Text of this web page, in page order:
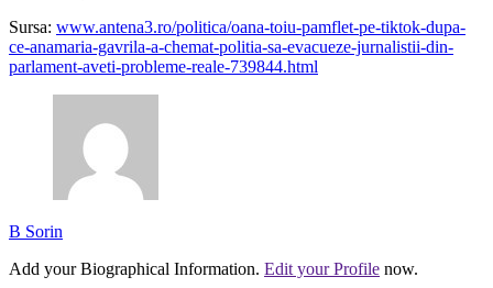
Sursa: www.antena3.ro/politica/oana-toiu-pamflet-pe-tiktok-dupa-
ce-anamaria-gavrila-a-chemat-politia-sa-evacueze-jurnalistii-din-
parlament-aveti-probleme-reale-739844.html
B Sorin
Add your Biographical Information. Edit your Profile now.